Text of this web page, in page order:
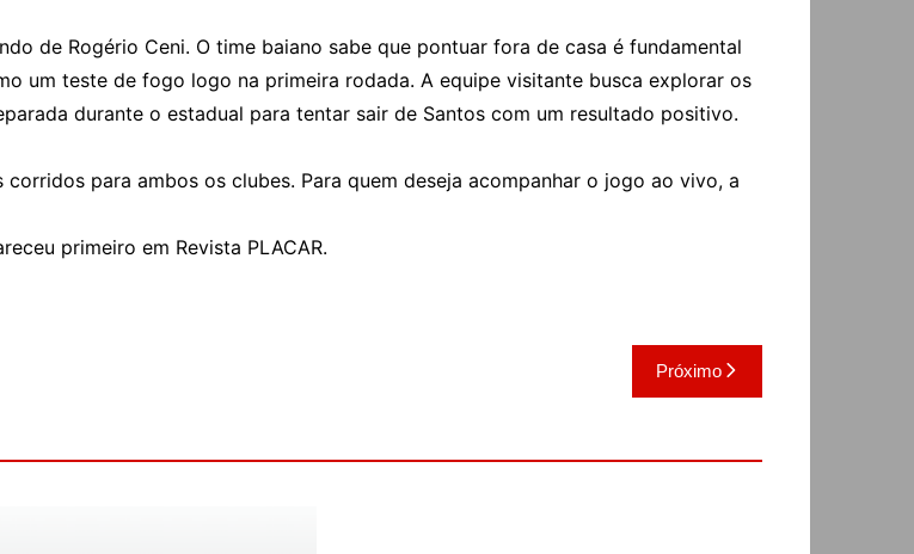
de Rogério Ceni. O time baiano sabe que pontuar fora de casa é fundamental
um teste de fogo logo na primeira rodada. A equipe visitante busca explorar os
durante o estadual para tentar sair de Santos com um resultado positivo.
para ambos os clubes. Para quem deseja acompanhar o jogo ao vivo, a
primeiro em Revista PLACAR.
Próximo